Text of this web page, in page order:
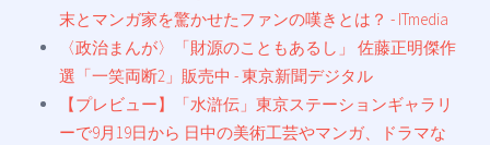
末とマンガ家を驚かせたファンの嘆きとは？ - ITmedia
〈政治まんが〉「財源のこともあるし」 佐藤正明傑作
選「一笑両断2」販売中 - 東京新聞デジタル
【プレビュー】「水滸伝」東京ステーションギャラリ
ーで9月19日から 日中の美術工芸やマンガ、ドラマな